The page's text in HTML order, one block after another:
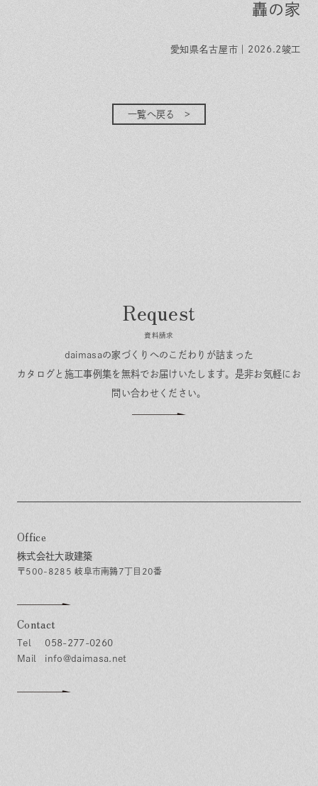
轟の家
愛知県名古屋市｜2026.2竣工
一覧へ戻る
資料請求
daimasaの家づくりへのこだわりが詰まった
カタログと施工事例集を無料でお届けいたします。 是非お気軽にお
問い合わせください。
Office
株式会社大政建築
〒500-8285 岐阜市南鶉7丁目20番
Contact
058-277-0260
info@daimasa.net